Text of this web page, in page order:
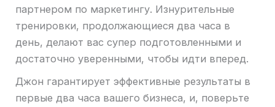
партнером по маркетингу. Изнурительные
тренировки, продолжающиеся два часа в
день, делают вас супер подготовленными и
достаточно уверенными, чтобы идти вперед.
Джон гарантирует эффективные результаты в
первые два часа вашего бизнеса, и, поверьте